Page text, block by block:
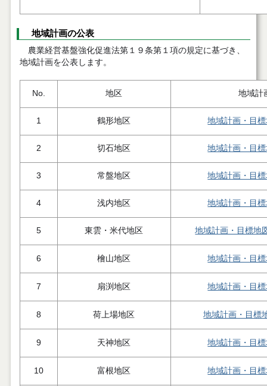
地域計画の公表
農業経営基盤強化促進法第１９条第１項の規定に基づき、
地域計画を公表します。
No. 地区 地域計
1 鶴形地区 地域計画・目
2 切石地区 地域計画・目
3 常盤地区 地域計画・目
4 浅内地区 地域計画・目
5 東雲・米代地区 地域計画・目標地
6 檜山地区 地域計画・目
7 扇渕地区 地域計画・目
8 荷上場地区 地域計画・目標
9 天神地区 地域計画・目
10 富根地区 地域計画・目